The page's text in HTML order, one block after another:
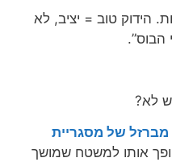
הידוק טוב = יציב, לא
הבוס”.
מברזל של מסגריית
הופך אותו למשטח שמושך